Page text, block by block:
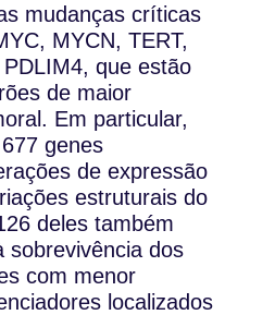
mudanças críticas
MYCN, TERT,
que estão
de maior
Em particular,
genes
de expressão
estruturais do
deles também
sobrevivência dos
com menor
localizados